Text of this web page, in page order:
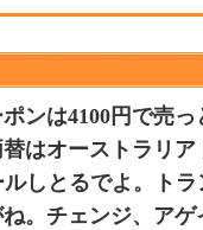
ンは4100円で売
はオーストラリア
しとるでよ。ト
。チェンジ、アゲ